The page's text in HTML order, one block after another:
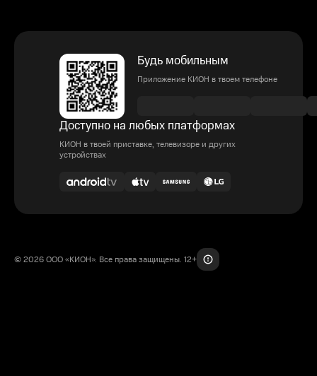
Будь мобильным
Приложение КИОН в твоем телефоне
Доступно на любых платформах
КИОН в твоей приставке, телевизоре и других
устройствах
© 2026 ООО «КИОН». Все права защищены. 12+